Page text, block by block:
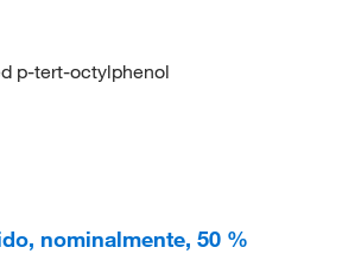
p-tert-octylphenol
nominalmente, 50 %